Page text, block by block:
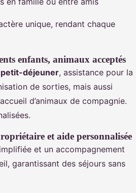
unique, rendant chaque
enfants, animaux acceptés
petit-déjeuner, assistance pour la
de sorties, mais aussi
d’animaux de compagnie.
et aide personnalisée
et un accompagnement
garantissant des séjours sans